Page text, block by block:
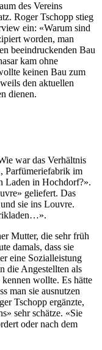
des Vereins
Roger Tschopp stieg
ein: «Warum sind
worden, man
beeindruckenden Bau
kam ohne
keinen Bau zum
den aktuellen
dienen.
war das Verhältnis
Parfümeriefabrik im
Laden in Hochdorf?».
geliefert. Das
sie ins Louvre.
Mutter, die sehr früh
damals, dass sie
eine Sozialleistung
die Angestellten als
wollte. Es hätte
man sie ausnutzen
Tschopp ergänzte,
sehr schätze. «Sie
oder nach dem